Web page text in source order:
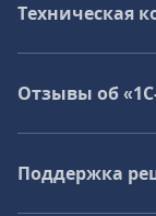
Техническая
Отзывы об
Поддержка